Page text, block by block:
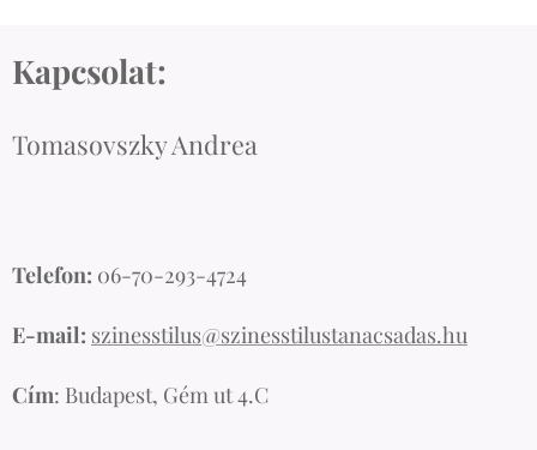
Kapcsolat:
Tomasovszky Andrea
Telefon: 06-70-293-4724
E-mail: szinesstilus@szinesstilustanacsadas.hu
Cím: Budapest, Gém ut 4.C